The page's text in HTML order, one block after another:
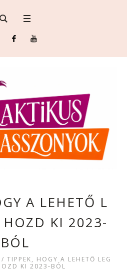
A LEHETŐ L
HOZD KI 2023-
BÓL
/ TIPPEK, HOGY A LEHETŐ LEG
KI 2023-BÓL